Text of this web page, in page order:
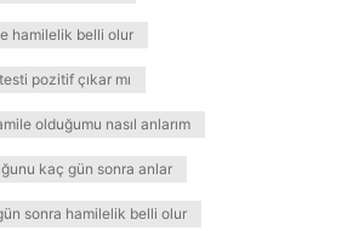
hamilelik belli olur
pozitif çıkar mı
olduğumu nasıl anlarım
kaç gün sonra anlar
sonra hamilelik belli olur